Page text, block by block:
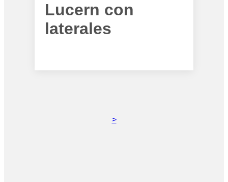
Lucern con
laterales
>